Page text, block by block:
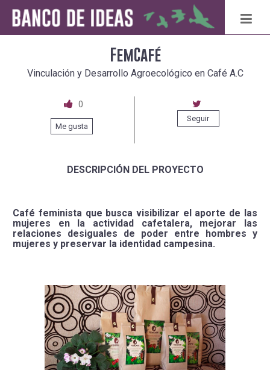
FemCafé
Vinculación y Desarrollo Agroecológico en Café A.C
0
Me gusta
Seguir
DESCRIPCIÓN DEL PROYECTO
Café feminista que busca visibilizar el aporte de las
mujeres en la actividad cafetalera, mejorar las
relaciones desiguales de poder entre hombres y
mujeres y preservar la identidad campesina.